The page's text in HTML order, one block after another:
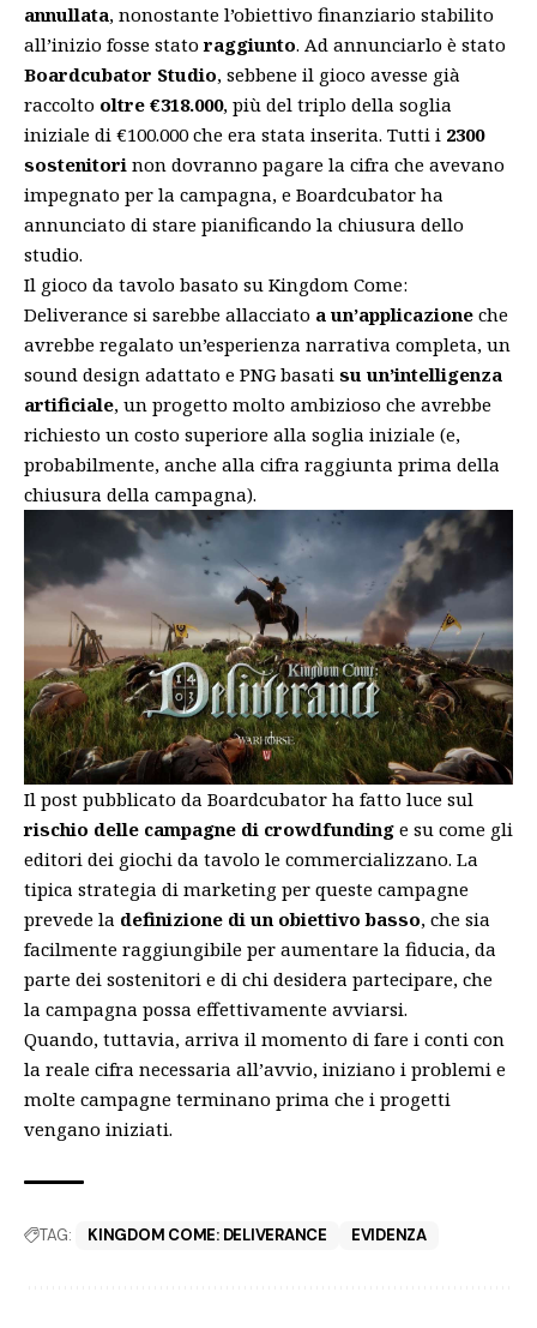
annullata, nonostante l’obiettivo finanziario stabilito
all’inizio fosse statoraggiunto. Ad annunciarlo è stato
Boardcubator Studio, sebbene il gioco avesse già
raccolto oltre €318.000, più del triplo della soglia
iniziale di €100.000 che era stata inserita. Tutti i 2300
sostenitori non dovranno pagare la cifra che avevano
impegnato per la campagna, e Boardcubator ha
annunciato di stare pianificando la chiusura dello
studio.
Il gioco da tavolo basato su Kingdom Come:
Deliverance si sarebbe allacciato a un’applicazione che
avrebbe regalato un’esperienza narrativa completa, un
sound design adattato e PNG basati su un’intelligenza
artificiale, un progetto molto ambizioso che avrebbe
richiesto un costo superiore alla soglia iniziale (e,
probabilmente, anche alla cifra raggiunta prima della
chiusura della campagna).
Il post pubblicato da Boardcubator ha fatto luce sul
rischio delle campagne di crowdfunding e su come gli
editori dei giochi da tavolo le commercializzano. La
tipica strategia di marketing per queste campagne
prevede la definizione di un obiettivo basso, che sia
facilmente raggiungibile per aumentare la fiducia, da
parte dei sostenitori e di chi desidera partecipare, che
la campagna possa effettivamente avviarsi.
Quando, tuttavia, arriva il momento di fare i conti con
la reale cifra necessaria all’avvio, iniziano i problemi e
molte campagne terminano prima che i progetti
vengano iniziati.
TAG: KINGDOM COME: DELIVERANCE EVIDENZA